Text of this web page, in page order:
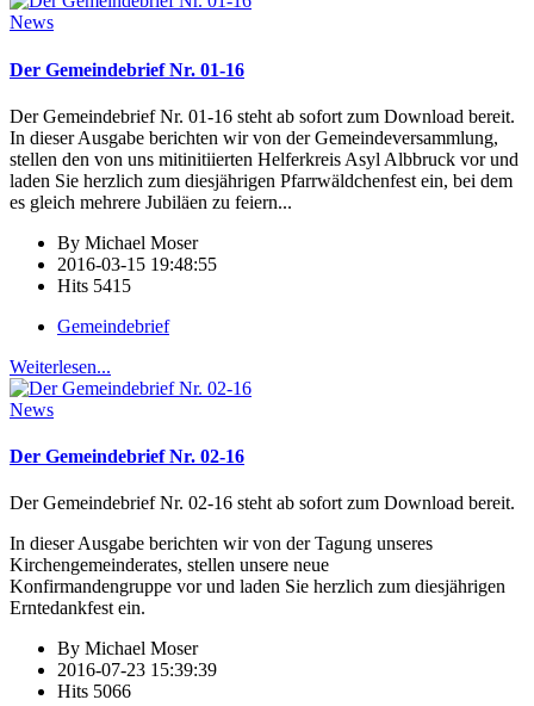
News
Der Gemeindebrief Nr. 01-16
Der Gemeindebrief Nr. 01-16 steht ab sofort zum Download bereit.
In dieser Ausgabe berichten wir von der Gemeindeversammlung,
stellen den von uns mitinitiierten Helferkreis Asyl Albbruck vor und
laden Sie herzlich zum diesjährigen Pfarrwäldchenfest ein, bei dem
es gleich mehrere Jubiläen zu feiern...
By Michael Moser
2016-03-15 19:48:55
Hits 5415
Gemeindebrief
Weiterlesen...
News
Der Gemeindebrief Nr. 02-16
Der Gemeindebrief Nr. 02-16 steht ab sofort zum Download bereit.
In dieser Ausgabe berichten wir von der Tagung unseres
Kirchengemeinderates, stellen unsere neue
Konfirmandengruppe vor und laden Sie herzlich zum diesjährigen
Erntedankfest ein.
By Michael Moser
2016-07-23 15:39:39
Hits 5066